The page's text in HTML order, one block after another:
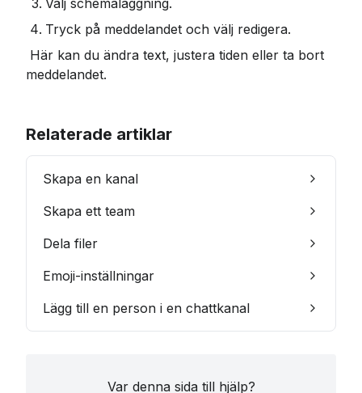
Välj schemaläggning.
Tryck på meddelandet och välj redigera.
meddelandet.
Relaterade artiklar
Skapa en kanal
Skapa ett team
Dela filer
Emoji-inställningar
Lägg till en person i en chattkanal
Var denna sida till hjälp?